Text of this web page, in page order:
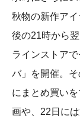
秋物の新作ア
後の21時から
ラインストア
バ」を開催。
にまとめ買い
画や、22日に